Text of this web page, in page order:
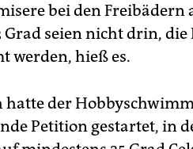
bei den Freibädern
Grad seien nicht drin,
werden, hieß es.
hatte der
Petition gestartet, in